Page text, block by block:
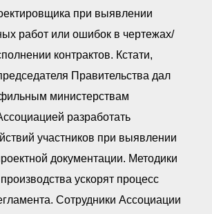
при выявлении
работ или ошибок в чертежах/
контрактов. Кстати,
Правительства дал
министерствам
разработать
участников при выявлении
документации. Методики
ускорят процесс
Сотрудники Ассоциации